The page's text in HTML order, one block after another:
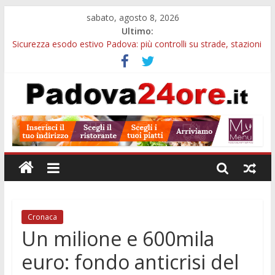
sabato, agosto 8, 2026
Ultimo:
Sicurezza esodo estivo Padova: più controlli su strade, stazioni
Calici di Stelle Arzergrande: astronomia, musica e sapori al
Casone Azzurro
Notizie di Padova alle ore 10: censimento a Monselice, arresto
Notizie di Padova alle ore 23: maltrattamenti, arresto a
Limena e progetto Cool Shop
Bando sicurezza urbana Veneto: 650mila euro per Comuni e
Polizie locali
Cronaca
Un milione e 600mila
euro: fondo anticrisi del